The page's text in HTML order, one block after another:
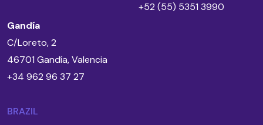
Gandía
C/Loreto, 2
46701 Gandía, Valencia
+34 962 96 37 27
+52 (55) 5351 3990
BRAZIL